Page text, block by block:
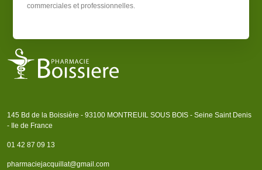
commerciales et professionnelles.
145 Bd de la Boissière - 93100 MONTREUIL SOUS BOIS - Seine Saint Denis
- Ile de France
01 42 87 09 13
pharmaciejacquillat@gmail.com